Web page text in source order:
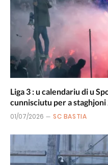
Liga 3 : u calendariu di u
cunnisciutu per a
01/07/2026 SC BASTIA